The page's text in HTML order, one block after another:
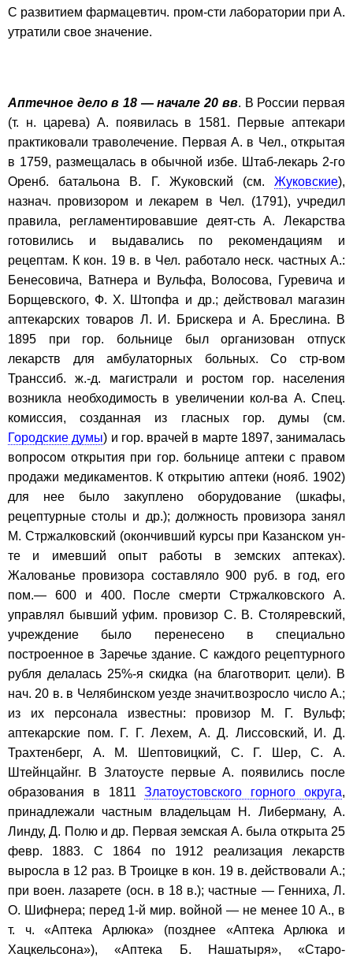
С развитием фармацевтич. пром-сти лаборатории при А.
утратили свое значение.
Аптечное дело в 18 — начале 20 вв. В России первая
(т. н. царева) А. появилась в 1581. Первые аптекари
практиковали траволечение. Первая А. в Чел., открытая
в 1759, размещалась в обычной избе. Штаб-лекарь 2-го
Оренб. батальона В. Г. Жуковский (см. Жуковские),
назнач. провизором и лекарем в Чел. (1791), учредил
правила, регламентировавшие деят-сть А. Лекарства
готовились и выдавались по рекомендациям и
рецептам. К кон. 19 в. в Чел. работало неск. частных А.:
Бенесовича, Ватнера и Вульфа, Волосова, Гуревича и
Борщевского, Ф. Х. Штопфа и др.; действовал магазин
аптекарских товаров Л. И. Брискера и А. Бреслина. В
1895 при гор. больнице был организован отпуск
лекарств для амбулаторных больных. Со стр-вом
Транссиб. ж.-д. магистрали и ростом гор. населения
возникла необходимость в увеличении кол-ва А. Спец.
комиссия, созданная из гласных гор. думы (см.
Городские думы) и гор. врачей в марте 1897, занималась
вопросом открытия при гор. больнице аптеки с правом
продажи медикаментов. К открытию аптеки (нояб. 1902)
для нее было закуплено оборудование (шкафы,
рецептурные столы и др.); должность провизора занял
М. Стржалковский (окончивший курсы при Казанском ун-
те и имевший опыт работы в земских аптеках).
Жалованье провизора составляло 900 руб. в год, его
пом.— 600 и 400. После смерти Стржалковского А.
управлял бывший уфим. провизор С. В. Столяревский,
учреждение было перенесено в специально
построенное в Заречье здание. С каждого рецептурного
рубля делалась 25%-я скидка (на благотворит. цели). В
нач. 20 в. в Челябинском уезде значит.возросло число А.;
из их персонала известны: провизор М. Г. Вульф;
аптекарские пом. Г. Г. Лехем, А. Д. Лиссовский, И. Д.
Трахтенберг, А. М. Шептовицкий, С. Г. Шер, С. А.
Штейнцайнг. В Златоусте первые А. появились после
образования в 1811Златоустовского горного округа,
принадлежали частным владельцам Н. Либерману, А.
Линду, Д. Полю и др. Первая земская А. была открыта 25
февр. 1883. С 1864 по 1912 реализация лекарств
выросла в 12 раз. В Троицке в кон. 19 в. действовали А.;
при воен. лазарете (осн. в 18 в.); частные — Генниха, Л.
О. Шифнера; перед 1-й мир. войной — не менее 10 А., в
т. ч. «Аптека Арлюка» (позднее «Аптека Арлюка и
Хацкельсона»), «Аптека Б. Нашатыря», «Старо-